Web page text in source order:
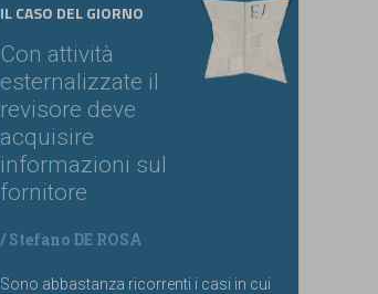
IL CASO DEL GIORNO
Con attività
esternalizzate il
revisore deve
acquisire
informazioni sul
fornitore
/Stefano DE ROSA
Sono abbastanza ricorrenti i casi in cui